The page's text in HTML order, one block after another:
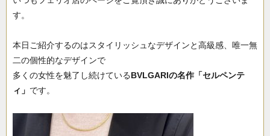
す。
本日ご紹介するのはスタイリッシュなデザインと高級感、唯一無
二の個性的なデザインで
多くの女性を魅了し続けているBVLGARIの名作「セルペンテ
ィ」 です。